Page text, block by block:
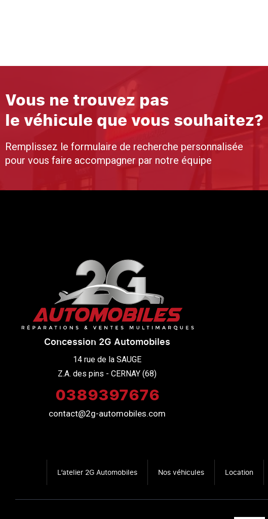
Vous ne trouvez pas
le véhicule que vous souhaitez?
Remplissez le formulaire de recherche personnalisée
pour vous faire accompagner par notre équipe
Concession 2G Automobiles
14 rue de la SAUGE
Z.A. des pins - CERNAY (68)
0389397676
contact@2g-automobiles.com
L’atelier 2G Automobiles Nos véhicules Location